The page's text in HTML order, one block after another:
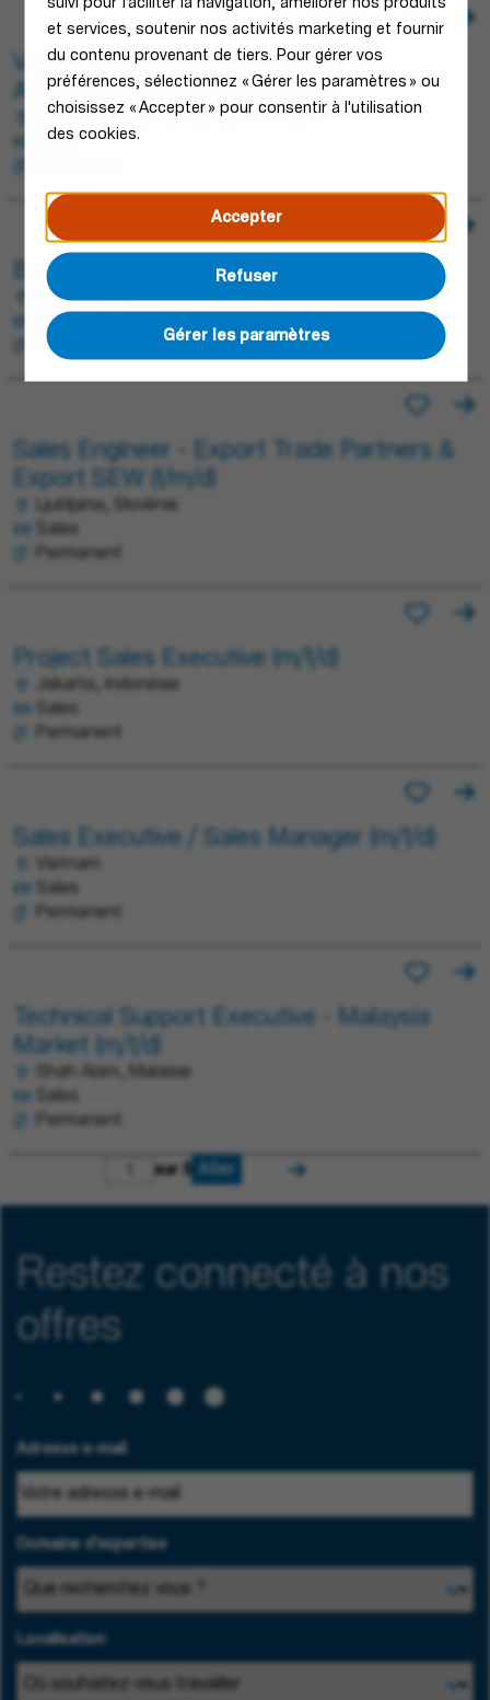
et services, soutenir nos activités marketing et fournir
du contenu provenant de tiers. Pour gérer vos
préférences, sélectionnez « Gérer les paramètres » ou
choisissez « Accepter » pour consentir à l'utilisation
des cookies.
Accepter
Refuser
Gérer les paramètres
Vertriebsmitarbeiter (m/w/d) im
Außendienst - Ostdeutschland
Berlin, Allemagne; Leipzig, Allemagne
Sales
Branch Manager - Rajasthan
Jaipur, Inde
Sales
Permanent
Sales Engineer - Export Trade Partners &
Export SEW (f/m/d)
Ljubljana, Slovénie
Sales
Permanent
Project Sales Executive (m/f/d)
Jakarta, Indonésie
Sales
Permanent
Sales Executive / Sales Manager (m/f/d)
Vietnam
Sales
Permanent
Technical Support Executive - Malaysia
Market (m/f/d)
Shah Alam, Malaisie
Sales
Permanent
sur 5 Aller
Restez connecté à nos
offres
Adresse e-mail
Domaine d'expertise
Localisation